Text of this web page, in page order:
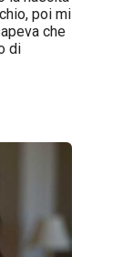
poi mi
che
di